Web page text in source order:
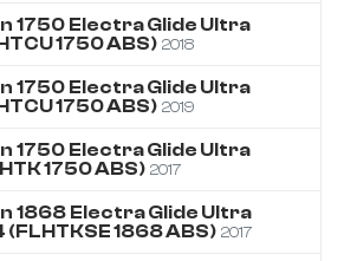
1750 Electra Glide Ultra
1750 ABS) 2018
1750 Electra Glide Ultra
1750 ABS) 2019
1750 Electra Glide Ultra
1750 ABS) 2017
1868 Electra Glide Ultra
(FLHTKSE 1868 ABS) 2017